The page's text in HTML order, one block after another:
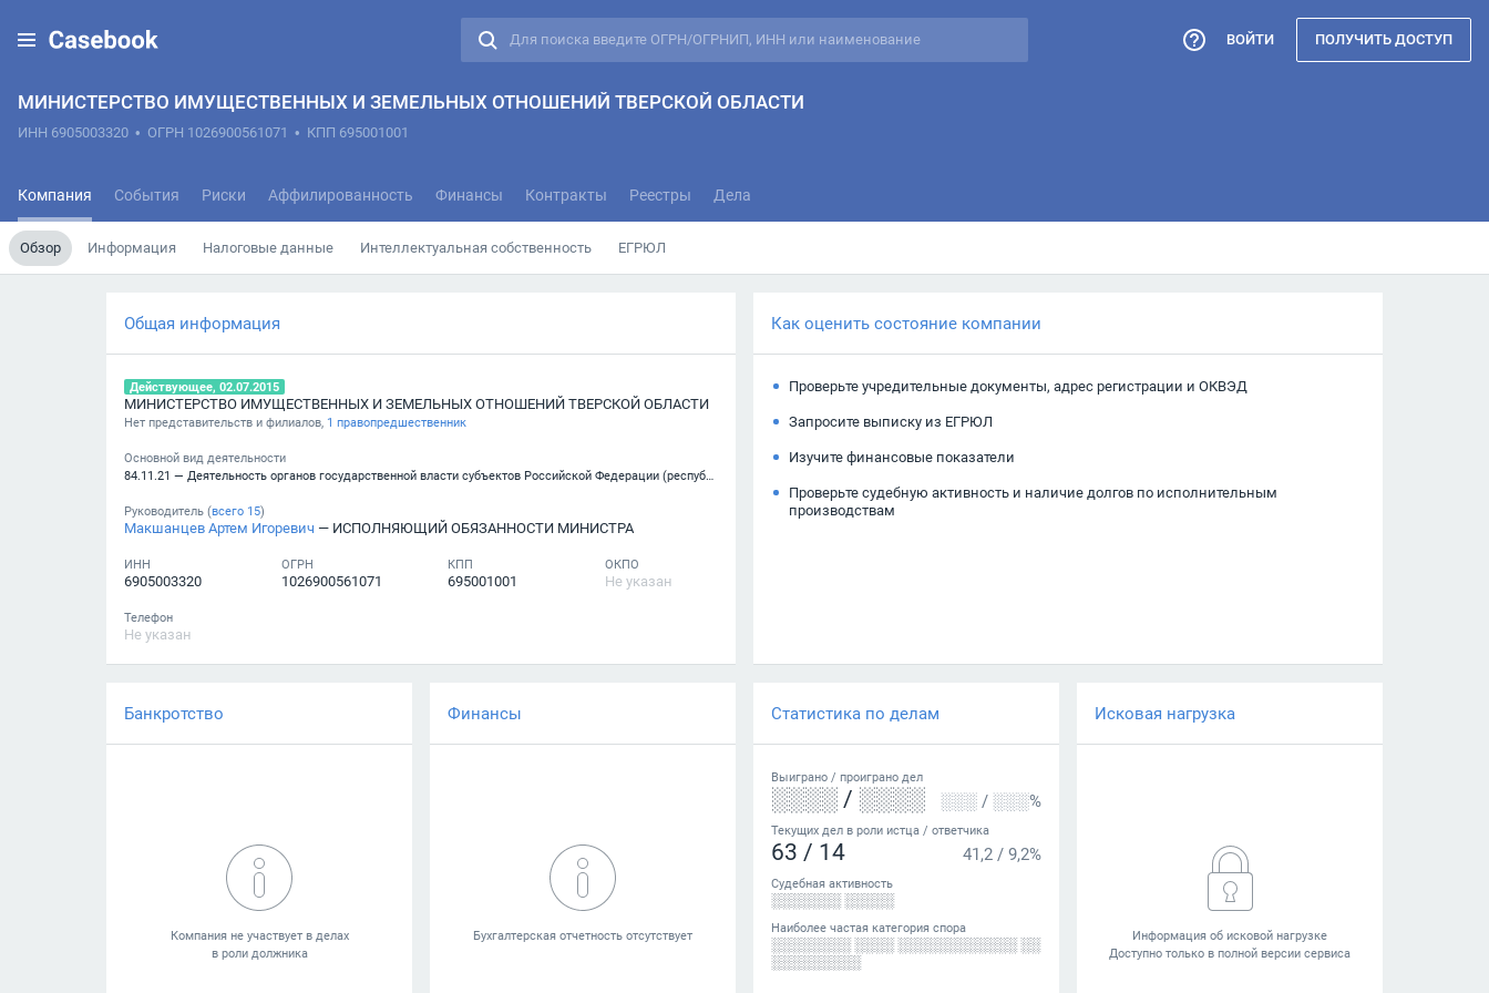
МИНИСТЕРСТВО ИМУЩЕСТВЕННЫХ И ЗЕМЕЛЬНЫХ ОТНОШЕНИЙ ТВЕРСКОЙ ОБЛАСТИ
ИНН 6905003320 • ОГРН 1026900561071 • КПП 695001001
Компания События Риски Аффилированность Финансы Контракты Реестры Дела
Обзор Информация Налоговые данные Интеллектуальная собственность ЕГРЮЛ
ВОЙТИ ПОЛУЧИТЬ ДОСТУП
Общая информация
Действующее, 02.07.2015
МИНИСТЕРСТВО ИМУЩЕСТВЕННЫХ И ЗЕМЕЛЬНЫХ ОТНОШЕНИЙ ТВЕРСКОЙ ОБЛАСТИ
Нет представительств и филиалов, 1 правопредшественник
Основной вид деятельности
84.11.21 — Деятельность органов государственной власти субъектов Российской Федерации (республик, краев, областей), кроме судебной власти, представительств исполнительных органов государственной власти субъектов Российской Федерации при Президенте Российской Федерац
Руководитель (всего 15)
Макшанцев Артем Игоревич — ИСПОЛНЯЮЩИЙ ОБЯЗАННОСТИ МИНИСТРА
ИНН
6905003320
ОГРН
1026900561071
КПП
695001001
ОКПО
Не указан
Телефон
Не указан
Как оценить состояние компании
Проверьте учредительные документы, адрес регистрации и ОКВЭД
Запросите выписку из ЕГРЮЛ
Изучите финансовые показатели
Проверьте судебную активность и наличие долгов по исполнительным
производствам
Банкротство Финансы Статистика по делам
Выиграно / проиграно дел
░░░░ / ░░░░ ░░░ / ░░░%
Текущих дел в роли истца / ответчика
63 / 14 41,2 / 9,2%
Судебная активность
░░░░░░░ ░░░░░
Наиболее частая категория спора
░░░░░░░░ ░░░░ ░░░░░░░░░░░░ ░░
░░░░░░░░░
Исковая нагрузка